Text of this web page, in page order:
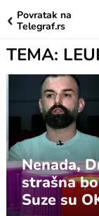
Povratak na
Telegraf.rs
TEMA:
Nenada,
strašna
Suze su